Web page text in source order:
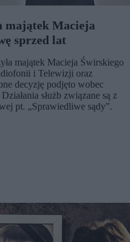
majątek Macieja
sprzed lat
majątek Macieja Świrskiego
i Telewizji oraz
decyzję podjęto wobec
służb związane są z
pt. „Sprawiedliwe sądy”.